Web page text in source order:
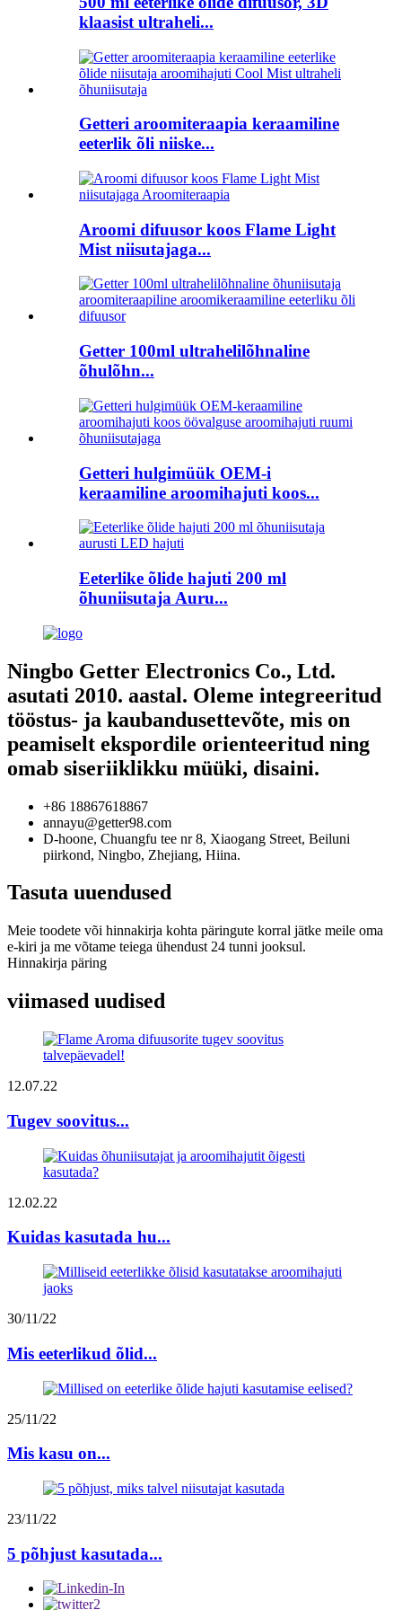
klaasist ultraheli...
Getteri aroomiteraapia keraamiline
eeterlik õli niiske...
Aroomi difuusor koos Flame Light
Mist niisutajaga...
Getter 100ml ultrahelilõhnaline
õhulõhn...
Getteri hulgimüük OEM-i
keraamiline aroomihajuti koos...
Eeterlike õlide hajuti 200 ml
õhuniisutaja Auru...
Ningbo Getter Electronics Co., Ltd.
asutati 2010. aastal. Oleme integreeritud
tööstus- ja kaubandusettevõte, mis on
peamiselt ekspordile orienteeritud ning
omab siseriiklikku müüki, disaini.
+86 18867618867
annayu@getter98.com
D-hoone, Chuangfu tee nr 8, Xiaogang Street, Beiluni
piirkond, Ningbo, Zhejiang, Hiina.
Tasuta uuendused
Meie toodete või hinnakirja kohta päringute korral jätke meile oma
e-kiri ja me võtame teiega ühendust 24 tunni jooksul.
Hinnakirja päring
viimased uudised
12.07.22
Tugev soovitus...
12.02.22
Kuidas kasutada hu...
30/11/22
Mis eeterlikud õlid...
25/11/22
Mis kasu on...
23/11/22
5 põhjust kasutada...